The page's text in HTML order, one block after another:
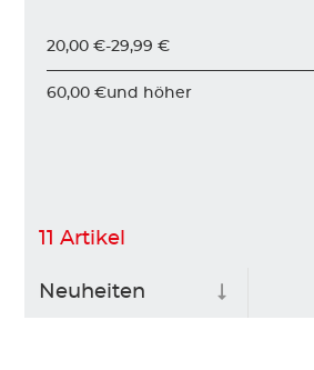
11 Artikel
20,00 €-29,99 €
60,00 €und höher